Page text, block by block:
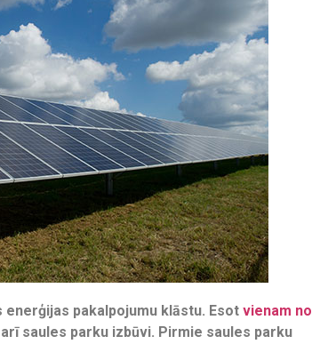
pakalpojumu klāstu. Esot vienam no
saules parku izbūvi. Pirmie saules parku